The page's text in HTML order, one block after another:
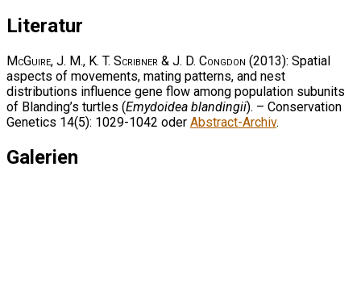
Literatur
McGuire, J. M., K. T. Scribner & J. D. Congdon (2013): Spatial
aspects of movements, mating patterns, and nest
distributions influence gene flow among population subunits
of Blanding’s turtles (Emydoidea blandingii). – Conservation
Genetics 14(5): 1029-1042 oder Abstract-Archiv.
Galerien